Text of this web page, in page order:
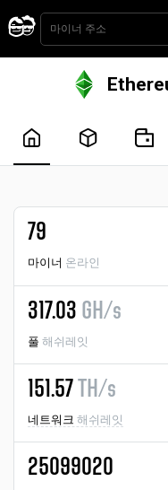
79
마이너 온라인
317.03 GH/s
풀 해쉬레잇
151.57 TH/s
네트워크 해쉬레잇
25099020